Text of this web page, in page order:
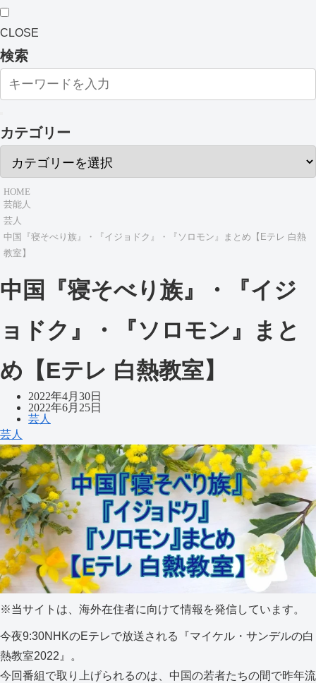
CLOSE
検索
カテゴリー
HOME
芸能人
芸人
中国『寝そべり族』・『イジョドク』・『ソロモン』まとめ【Eテレ 白熱
教室】
中国『寝そべり族』・『イジ
ョドク』・『ソロモン』まと
め【Eテレ 白熱教室】
2022年4月30日
2022年6月25日
芸人
芸人
※当サイトは、海外在住者に向けて情報を発信しています。
今夜9:30NHKのEテレで放送される『マイケル・サンデルの白
熱教室2022』。
今回番組で取り上げられるのは、中国の若者たちの間で昨年流